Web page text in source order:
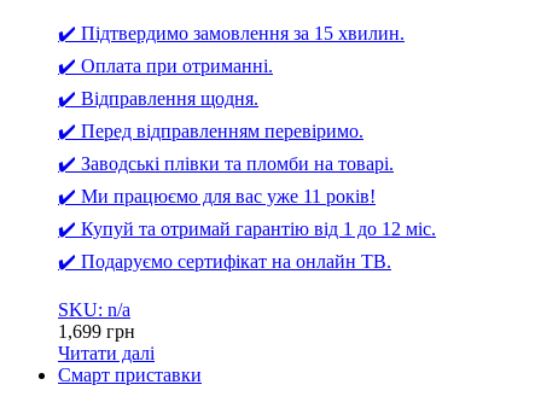
✔️ Підтвердимо замовлення за 15 хвилин.
✔️ Оплата при отриманні.
✔️ Відправлення щодня.
✔️ Перед відправленням перевіримо.
✔️ Заводські плівки та пломби на товарі.
✔️ Ми працюємо для вас уже 11 років!
✔️ Купуй та отримай гарантію від 1 до 12 міс.
✔️ Подаруємо сертифікат на онлайн ТВ.
SKU: n/a
1,699 грн
Читати далі
Смарт приставки